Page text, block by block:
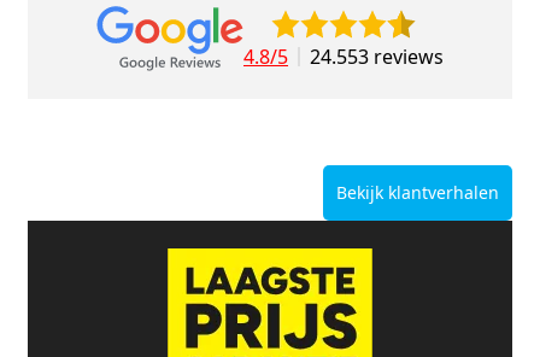
4.8/5 24.553 reviews
Bekijk klantverhalen